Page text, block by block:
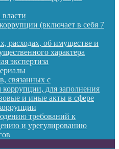
(включает в себя 7
расходах, об имуществе и
характера
экспертиза
связанных с
коррупции, для заполнения
и иные акты в сфере
требований к
и урегулированию